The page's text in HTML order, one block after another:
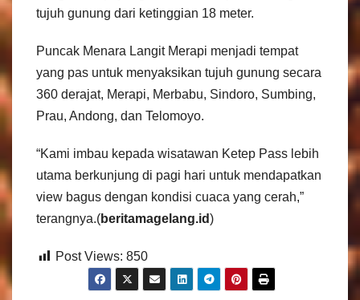
tujuh gunung dari ketinggian 18 meter.
Puncak Menara Langit Merapi menjadi tempat
yang pas untuk menyaksikan tujuh gunung secara
360 derajat, Merapi, Merbabu, Sindoro, Sumbing,
Prau, Andong, dan Telomoyo.
“Kami imbau kepada wisatawan Ketep Pass lebih
utama berkunjung di pagi hari untuk mendapatkan
view bagus dengan kondisi cuaca yang cerah,”
terangnya.(beritamagelang.id)
Post Views: 850